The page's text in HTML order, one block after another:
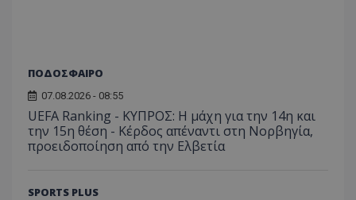
ΠΟΔΟΣΦΑΙΡΟ
07.08.2026 - 08:55
UEFA Ranking - ΚΥΠΡΟΣ: Η μάχη για την 14η και
την 15η θέση - Κέρδος απέναντι στη Νορβηγία,
προειδοποίηση από την Ελβετία
SPORTS PLUS